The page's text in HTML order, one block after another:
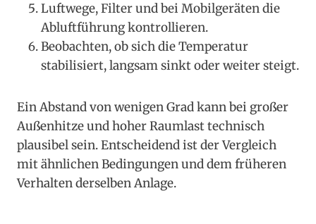
Luftwege, Filter und bei Mobilgeräten die
Abluftführung kontrollieren.
Beobachten, ob sich die Temperatur
stabilisiert, langsam sinkt oder weiter steigt.
Ein Abstand von wenigen Grad kann bei großer
Außenhitze und hoher Raumlast technisch
plausibel sein. Entscheidend ist der Vergleich
mit ähnlichen Bedingungen und dem früheren
Verhalten derselben Anlage.